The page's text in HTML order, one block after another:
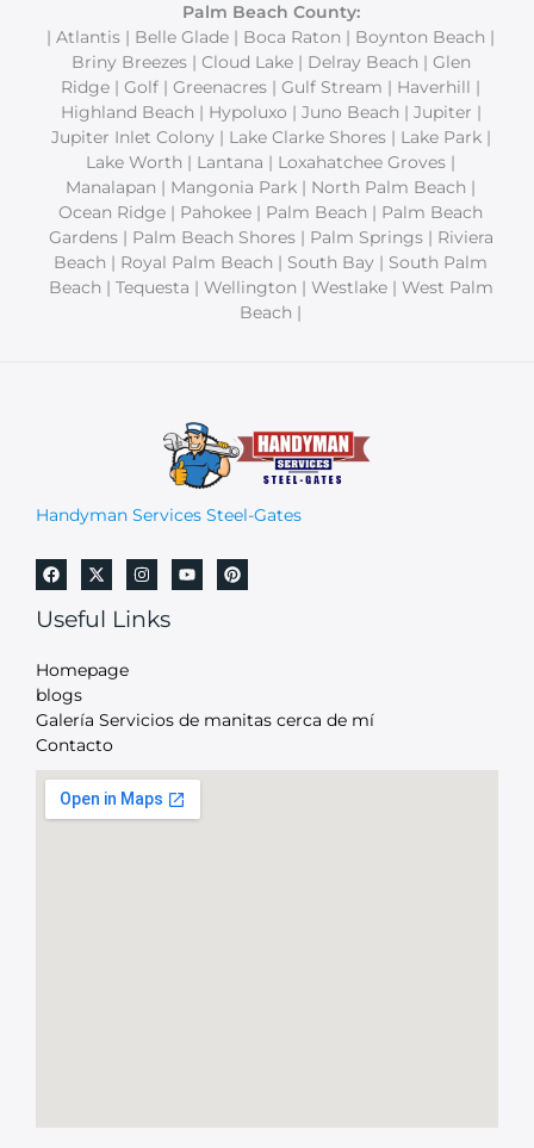
Palm Beach County:
| Atlantis | Belle Glade | Boca Raton | Boynton Beach |
Briny Breezes | Cloud Lake | Delray Beach | Glen
Ridge | Golf | Greenacres | Gulf Stream | Haverhill |
Highland Beach | Hypoluxo | Juno Beach | Jupiter |
Jupiter Inlet Colony | Lake Clarke Shores | Lake Park |
Lake Worth | Lantana | Loxahatchee Groves |
Manalapan | Mangonia Park | North Palm Beach |
Ocean Ridge | Pahokee | Palm Beach | Palm Beach
Gardens | Palm Beach Shores | Palm Springs | Riviera
Beach | Royal Palm Beach | South Bay | South Palm
Beach | Tequesta | Wellington | Westlake | West Palm
Beach |
Handyman Services Steel-Gates
Useful Links
Homepage
blogs
Galería Servicios de manitas cerca de mí
Contacto